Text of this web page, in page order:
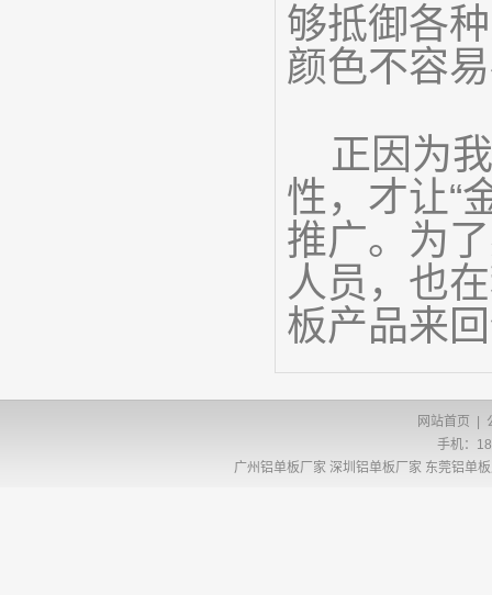
够抵御各
颜色不容
正因为
性，才让“
推广。为
人员，也
板产品来
网站首页
手机：
广州铝单板厂家 深圳铝单板厂家 东莞铝单